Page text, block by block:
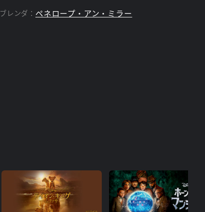
ブレンダ： ペネロープ・アン・ミラー